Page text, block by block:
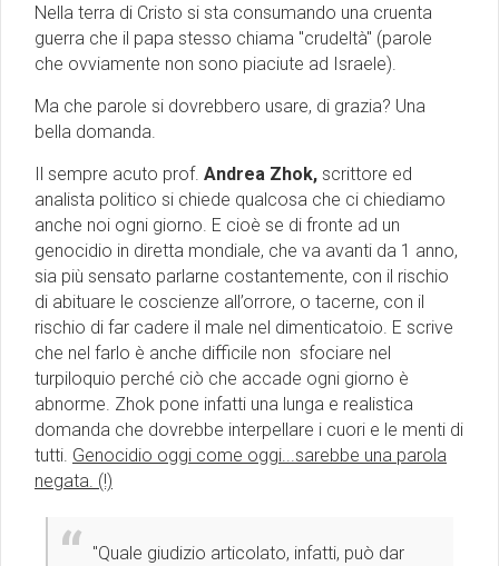
Nella terra di Cristo si sta consumando una cruenta
guerra che il papa stesso chiama ''crudeltà'' (parole
che ovviamente non sono piaciute ad Israele).
Ma che parole si dovrebbero usare, di grazia? Una
bella domanda.
Il sempre acuto prof. Andrea Zhok, scrittore ed
analista politico si chiede qualcosa che ci chiediamo
anche noi ogni giorno. E cioè se di fronte ad un
genocidio in diretta mondiale, che va avanti da 1 anno,
sia più sensato parlarne costantemente, con il rischio
di abituare le coscienze all’orrore, o tacerne, con il
rischio di far cadere il male nel dimenticatoio. E scrive
che nel farlo è anche difficile non sfociare nel
turpiloquio perché ciò che accade ogni giorno è
abnorme. Zhok pone infatti una lunga e realistica
domanda che dovrebbe interpellare i cuori e le menti di
tutti. Genocidio oggi come oggi...sarebbe una parola
negata. (!)
"Quale giudizio articolato, infatti, può dar